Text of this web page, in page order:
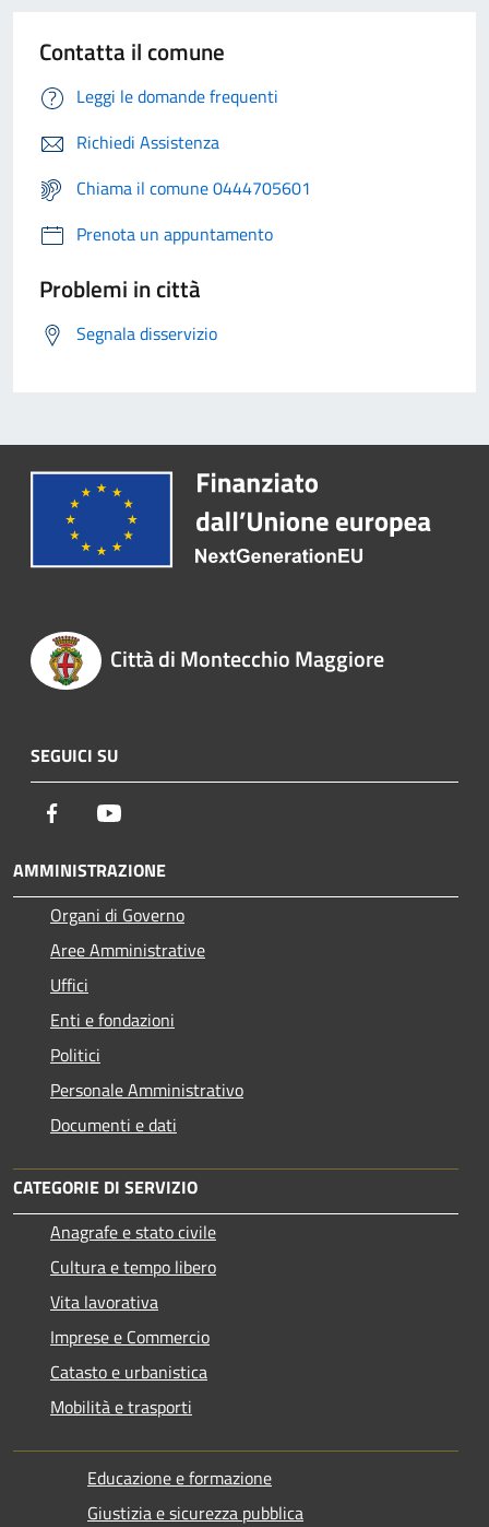
Contatta il comune
Leggi le domande frequenti
Richiedi Assistenza
Chiama il comune 0444705601
Prenota un appuntamento
Problemi in città
Segnala disservizio
Città di Montecchio Maggiore
SEGUICI SU
Facebook
AMMINISTRAZIONE
Organi di Governo
Aree Amministrative
Uffici
Enti e fondazioni
Politici
Personale Amministrativo
Documenti e dati
CATEGORIE DI SERVIZIO
Anagrafe e stato civile
Cultura e tempo libero
Vita lavorativa
Imprese e Commercio
Catasto e urbanistica
Mobilità e trasporti
Educazione e formazione
Giustizia e sicurezza pubblica